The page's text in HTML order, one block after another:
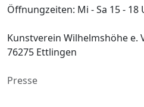
Öffnungzeiten: Mi - Sa 15 - 18
Kunstverein Wilhelmshöhe e.
76275 Ettlingen
Presse